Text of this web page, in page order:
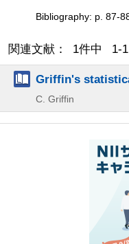
Bibliography: p. 87-
関連文献： 1件中 1-
Griffin's
C. Griffin